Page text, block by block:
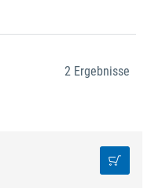
2 Ergebnisse